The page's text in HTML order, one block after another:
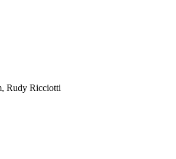
Rudy Ricciotti